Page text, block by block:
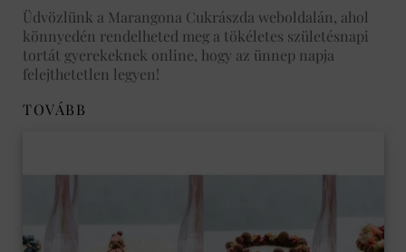
Üdvözlünk a Marangona Cukrászda weboldalán, ahol
könnyedén rendelheted meg a tökéletes születésnapi
tortát gyerekeknek online, hogy az ünnep napja
felejthetetlen legyen!
TOVÁBB